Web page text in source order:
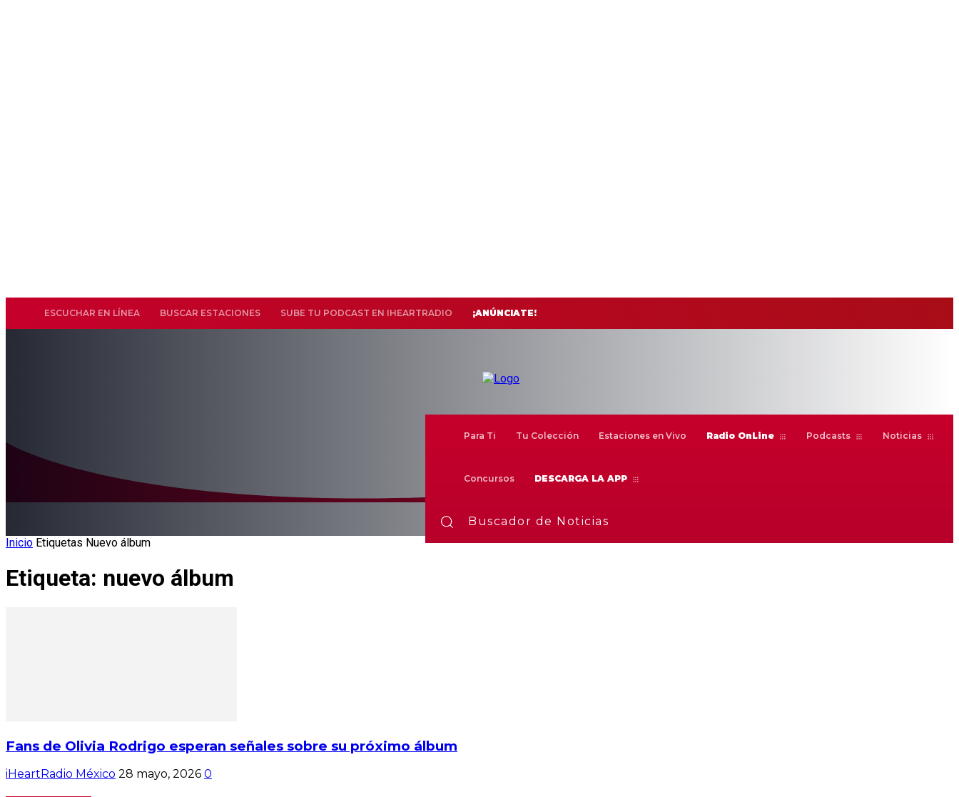
ESCUCHAR EN LÍNEA BUSCAR ESTACIONES SUBE TU PODCAST EN IHEARTRADIO ¡ANÚNCIATE!
Para Ti Tu Colección Estaciones en Vivo Radio OnLine Podcasts Noticias
Concursos DESCARGA LA APP
Buscador de Noticias
Inicio Etiquetas Nuevo álbum
Etiqueta: nuevo álbum
Fans de Olivia Rodrigo esperan señales sobre su próximo álbum
iHeartRadio México 28 mayo, 2026 0